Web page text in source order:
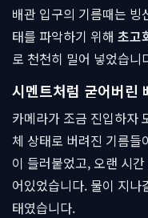
배관 입구의 기름때는
태를 파악하기 위해 초고
로 천천히 밀어 넣었습니
시멘트처럼 굳어버린
카메라가 조금 진입하자
체 상태로 버려진 기름들
이 들러붙었고, 오랜 시
어있었습니다. 물이 지
태였습니다.